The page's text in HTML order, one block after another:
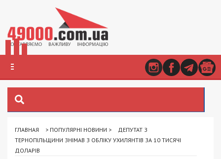
ГЛАВНАЯ > ПОПУЛЯРНІ НОВИНИ >
ДЕПУТАТ З
ТЕРНОПІЛЬЩИНИ ЗНІМАВ З ОБЛІКУ УХИЛЯНТІВ ЗА 10 ТИСЯЧІ
ДОЛАРІВ